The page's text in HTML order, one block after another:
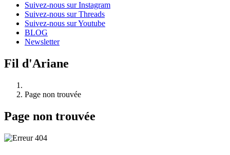
Suivez-nous sur Instagram
Suivez-nous sur Threads
Suivez-nous sur Youtube
BLOG
Newsletter
Fil d'Ariane
Page non trouvée
Page non trouvée